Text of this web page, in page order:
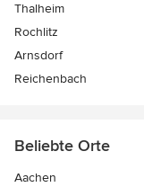
Thalheim
Rochlitz
Arnsdorf
Reichenbach
Beliebte Orte
Aachen